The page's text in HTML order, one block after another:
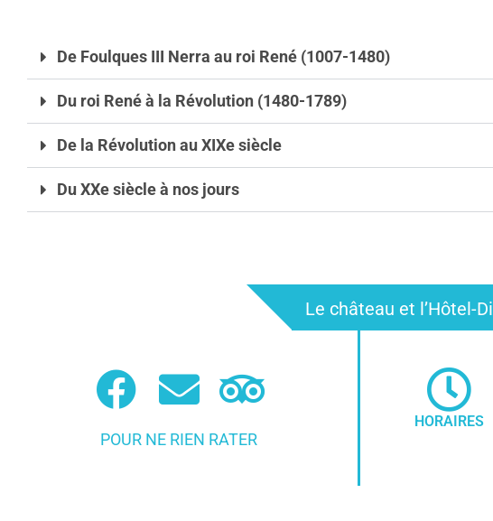
De Foulques III Nerra au roi René (1007-1480)
Du roi René à la Révolution (1480-1789)
De la Révolution au XIXe siècle
Du XXe siècle à nos jours
Le château et l’Hôtel-
POUR NE RIEN RATER
HORAIRES